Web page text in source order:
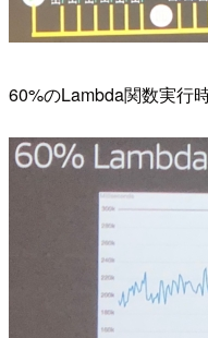
60%のLambda関数実行